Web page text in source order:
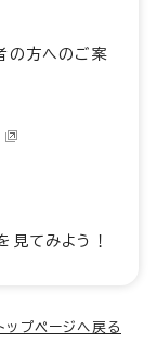
の方へのご案
見てみよう！
ップページへ戻る